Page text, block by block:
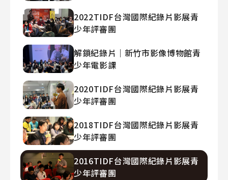
2022TIDF台灣國際紀錄片影展青
少年評審團
解鎖紀錄片｜新竹市影像博物館青
少年電影課
2020TIDF台灣國際紀錄片影展青
少年評審團
2018TIDF台灣國際紀錄片影展青
少年評審團
2016TIDF台灣國際紀錄片影展青
少年評審團